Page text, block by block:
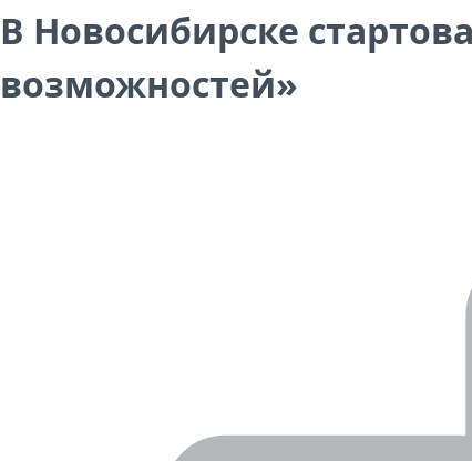
В Новосибирске
возможностей»